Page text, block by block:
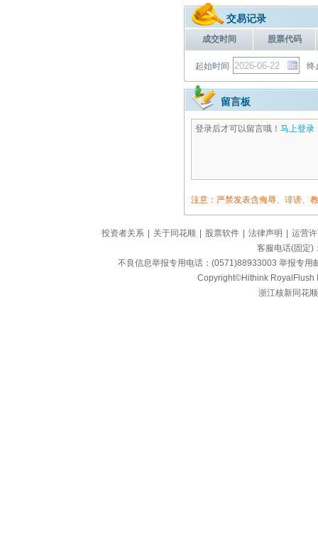
交易记录
成交时间 股票代码
起始时间 终
留言板
登录后才可以留言哦！ 马上登录
注意：严禁发表含侮辱、诽谤、
投资者关系 关于同花顺 股票软件 法律声明
运营
客服电话(固定
不良信息举报专用电话：(0571)88933003 举报专
Copyright©Hithink RoyalFlush
浙江核新同花